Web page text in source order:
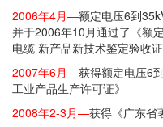
2006年4月—额定电压6到
并于2006年10月通过了《额
电缆 新产品新技术鉴定验收证
2007年6月—获得额定电压6
工业产品生产许可证》
2008年2-3月—获得《广东省